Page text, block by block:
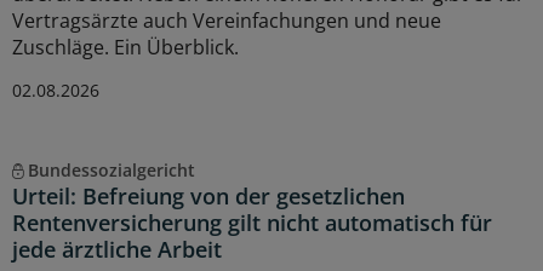
Vertragsärzte auch Vereinfachungen und neue
Zuschläge. Ein Überblick.
02.08.2026
Bundessozialgericht
Urteil: Befreiung von der gesetzlichen
Rentenversicherung gilt nicht automatisch für
jede ärztliche Arbeit